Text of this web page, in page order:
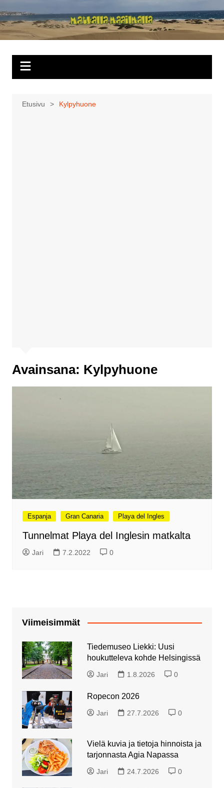
sisältöön
Matkalla
maailmalla
Etusivu Kylpyhuone
Avainsana: Kylpyhuone
Espanja Gran Canaria Playa del Ingles
Tunnelmat Playa del Inglesin matkalta
Jari 7.2.2022 0
Viimeisimmät
Tiedemuseo Liekki: Uusi
houkutteleva kohde Helsingissä
Jari 1.8.2026 0
Ropecon 2026
Jari 27.7.2026 0
Vielä kuvia ja tietoja hinnoista ja
tarjonnasta Agia Napassa
Jari 24.7.2026 0